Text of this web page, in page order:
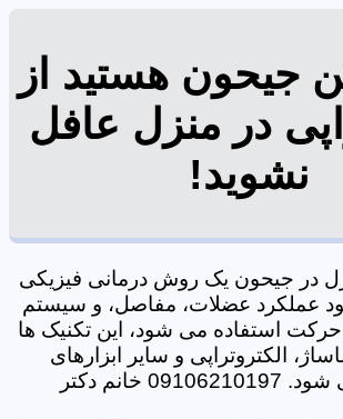
جیحون هستید از
در منزل عافل
نشوید!
در جیحون یک روش درمانی فیزیکی
عملکرد عضلات، مفاصل، و سیستم
استفاده می شود، این تکنیک ها
الکتروتراپی و سایر ابزارهای
فیزیک درمانی می شود. 09106210197 خانم دکتر